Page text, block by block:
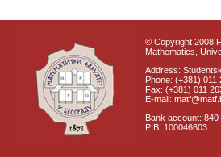
© Copyright 2008
Mathematics,
Address:
Phone: (+381) 011
Fax: (+381) 011
E-mail:
Bank account:
PIB: 100046603